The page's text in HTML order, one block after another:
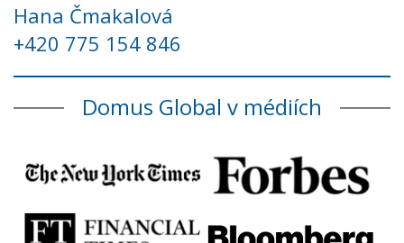
Hana Čmakalová
+420 775 154 846
Domus Global v médiích